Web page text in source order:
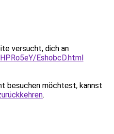
versucht, dich an
EshobcD.html
besuchen möchtest, kannst
.